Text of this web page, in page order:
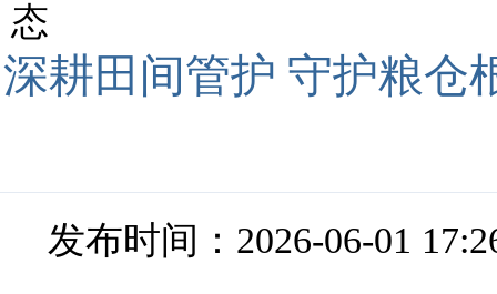
态
深耕田间管护 守护粮仓
发布时间：2026-06-01